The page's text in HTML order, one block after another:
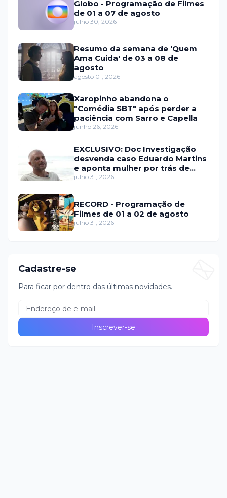
Globo - Programação de Filmes
de 01 a 07 de agosto
julho 30, 2026
Resumo da semana de 'Quem
Ama Cuida' de 03 a 08 de
agosto
agosto 01, 2026
Xaropinho abandona o
"Comédia SBT" após perder a
paciência com Sarro e Capella
junho 26, 2026
EXCLUSIVO: Doc Investigação
desvenda caso Eduardo Martins
e aponta mulher por trás de
fraude internacional
julho 31, 2026
RECORD - Programação de
Filmes de 01 a 02 de agosto
julho 31, 2026
Cadastre-se
Para ficar por dentro das últimas novidades.